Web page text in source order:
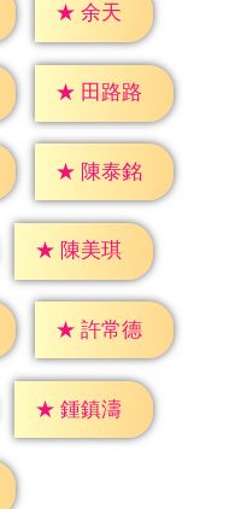
★ 余天
★ 田路路
★ 陳泰銘
★ 陳美琪
★ 許常德
★ 鍾鎮濤